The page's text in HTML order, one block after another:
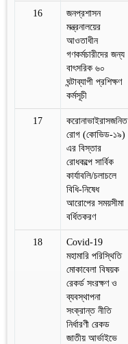
16
জনপ্রশাসন
মন্ত্রনালয়ের
আওতাধীন
গণকর্মচারীদের জন্য
বাৎসরিক ৬০
ঘন্টাব্যাপী প্রশিক্ষণ
কর্মসূচী
17
করোনাভাইরাসজনিত
রোগ (কোভিড-১৯)
এর বিস্তার
রোধকল্পে সার্বিক
কার্যাবলি/চলাচলে
বিধি-নিষেধ
আরোপের সময়সীমা
বর্ধিতকরণ
18
Covid-19
মহামারি পরিস্থিতি
মোকাবেলা বিষয়ক
রেকর্ড সংরক্ষণ ও
ব্যবস্থাপনা
সংক্রান্ত নীতি
নির্ধারণী রেকড
জাতীয় আর্ভাইভে